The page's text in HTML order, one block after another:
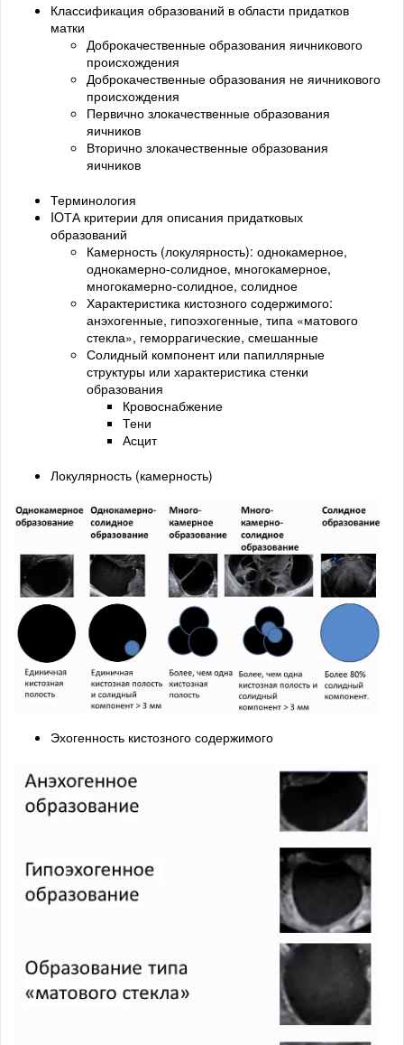
Классификация образований в области придатков
матки
Доброкачественные образования яичникового
происхождения
Доброкачественные образования не яичникового
происхождения
Первично злокачественные образования
яичников
Вторично злокачественные образования
яичников
Терминология
IOТА критерии для описания придатковых
образований
Камерность (локулярность): однокамерное,
однокамерно-солидное, многокамерное,
многокамерно-солидное, солидное
Характеристика кистозного содержимого:
анэхогенные, гипоэхогенные, типа «матового
стекла», геморрагические, смешанные
Солидный компонент или папиллярные
структуры или характеристика стенки
образования
Кровоснабжение
Тени
Асцит
Локулярность (камерность)
Эхогенность кистозного содержимого